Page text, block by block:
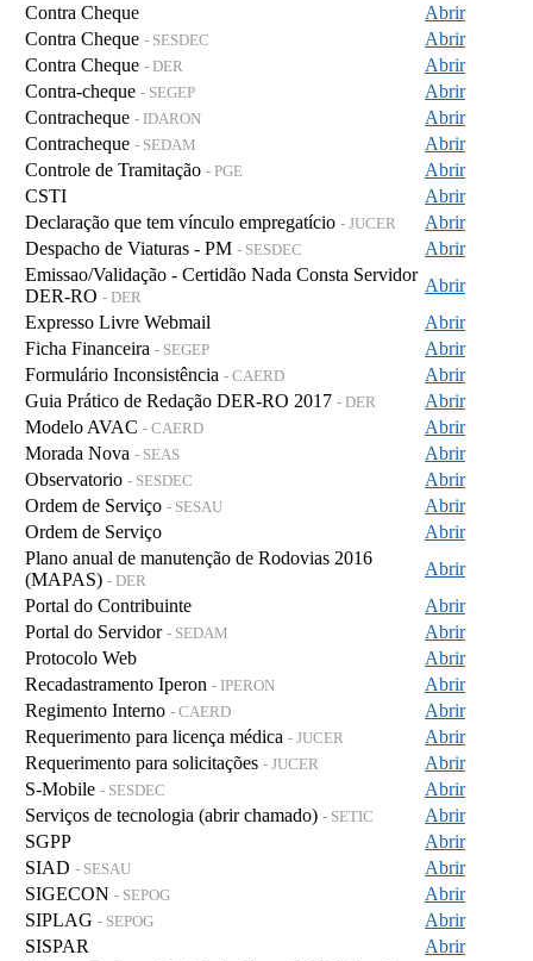
Contra Cheque
Abrir
Contra Cheque - SESDEC
Abrir
Contra Cheque - DER
Abrir
Contra-cheque - SEGEP
Abrir
Contracheque - IDARON
Abrir
Contracheque - SEDAM
Abrir
Controle de Tramitação - PGE
Abrir
CSTI
Abrir
Declaração que tem vínculo empregatício - JUCER
Abrir
Despacho de Viaturas - PM - SESDEC
Abrir
Emissao/Validação - Certidão Nada Consta Servidor
DER-RO - DER
Abrir
Expresso Livre Webmail
Abrir
Ficha Financeira - SEGEP
Abrir
Formulário Inconsistência - CAERD
Abrir
Guia Prático de Redação DER-RO 2017 - DER
Abrir
Modelo AVAC - CAERD
Abrir
Morada Nova - SEAS
Abrir
Observatorio - SESDEC
Abrir
Ordem de Serviço - SESAU
Abrir
Ordem de Serviço
Abrir
Plano anual de manutenção de Rodovias 2016
(MAPAS) - DER
Abrir
Portal do Contribuinte
Abrir
Portal do Servidor - SEDAM
Abrir
Protocolo Web
Abrir
Recadastramento Iperon - IPERON
Abrir
Regimento Interno - CAERD
Abrir
Requerimento para licença médica - JUCER
Abrir
Requerimento para solicitações - JUCER
Abrir
S-Mobile - SESDEC
Abrir
Serviços de tecnologia (abrir chamado) - SETIC
Abrir
SGPP
Abrir
SIAD - SESAU
Abrir
SIGECON - SEPOG
Abrir
SIPLAG - SEPOG
Abrir
SISPAR
Abrir